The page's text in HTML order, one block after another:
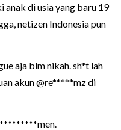
anak di usia yang baru 19
netizen Indonesia pun
aja blm nikah. sh*t lah
akun @re*****mz di